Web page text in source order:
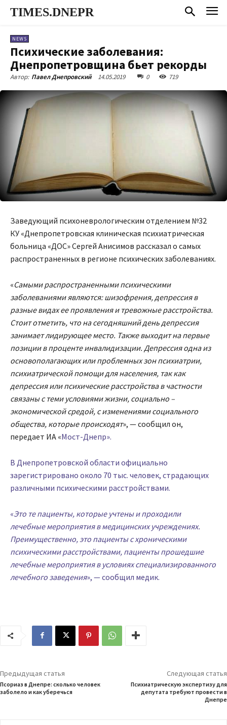
TIMES.DNEPR
NEWS
Психические заболевания:
Днепропетровщина бьет рекорды
Автор: Павел Днепровский 14.05.2019 0 719
Заведующий психоневрологическим отделением №32
КУ «Днепропетровская клиническая психиатрическая
больница «ДОС» Сергей Анисимов рассказал о самых
распространенных в регионе психических заболеваниях.
«Самыми распространенными психическими
заболеваниями являются: шизофрения, депрессия в
разные видах ее проявления и тревожные расстройства.
Стоит отметить, что на сегодняшний день депрессия
занимает лидирующее место. Также выходит на первые
позиции в проценте инвалидизации. Депрессия одна из
основополагающих или проблемных зон психиатрии,
психиатрической помощи для населения, так как
депрессия или психические расстройства в частности
связаны с теми условиями жизни, социально –
экономической средой, с изменениями социального
общества, которые происходят», — сообщил он,
передает ИА «Мост-Днепр».
В Днепропетровской области официально
зарегистрировано около 70 тыс. человек, страдающих
различными психическими расстройствами.
«Это те пациенты, которые учтены и проходили
лечебные мероприятия в медицинских учреждениях.
Преимущественно, это пациенты с хроническими
психическими расстройствами, пациенты прошедшие
лечебные мероприятия в условиях специализированного
лечебного заведения», — сообщил медик.
Предыдущая статья
Псориаз в Днепре: сколько человек
заболело и как уберечься
Следующая статья
Психиатрическую экспертизу для
депутата требуют провести в
Днепре